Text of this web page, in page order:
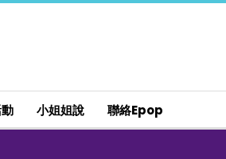
小姐姐說 聯絡epop